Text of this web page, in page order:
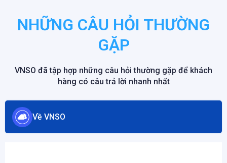
NHỮNG CÂU HỎI THƯỜNG
GẶP
VNSO đã tập hợp những câu hỏi thường gặp để khách
hàng có câu trả lời nhanh nhất
Về VNSO